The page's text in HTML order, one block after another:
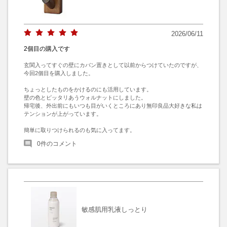
2026/06/11
2個目の購入です
玄関入ってすぐの壁にカバン置きとして以前からつけていたのですが、
今回2個目を購入しました。
ちょっとしたものをかけるのにも活用しています。
壁の色とピッタリあうウォルナットにしました。
帰宅後、外出前にもいつも目がいくところにあり無印良品大好きな私は
テンションが上がっています。
簡単に取りつけられるのも気に入ってます。
0件のコメント
敏感肌用乳液しっとり